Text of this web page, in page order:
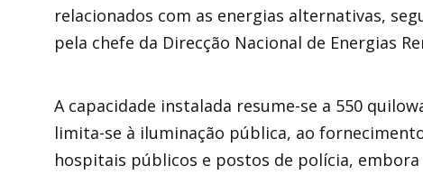
1
2
relacionados com as energias alternativas,
pela chefe da Direcção Nacional de Energias
A capacidade instalada resume-se a 550
limita-se à iluminação pública, ao
hospitais públicos e postos de polícia,